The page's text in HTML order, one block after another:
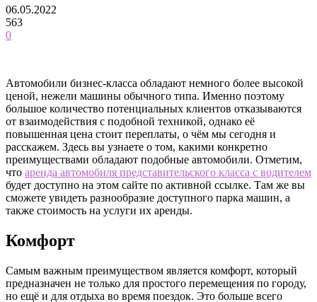
06.05.2022
563
0
Автомобили бизнес-класса обладают немного более высокой
ценой, нежели машины обычного типа. Именно поэтому
большое количество потенциальных клиентов отказываются
от взаимодействия с подобной техникой, однако её
повышенная цена стоит переплаты, о чём мы сегодня и
расскажем. Здесь вы узнаете о том, какими конкретно
преимуществами обладают подобные автомобили. Отметим,
что аренда автомобиля представительского класса с водителем
будет доступно на этом сайте по активной ссылке. Там же вы
сможете увидеть разнообразие доступного парка машин, а
также стоимость на услуги их аренды.
Комфорт
Самым важным преимуществом является комфорт, который
предназначен не только для простого перемещения по городу,
но ещё и для отдыха во время поездок. Это больше всего